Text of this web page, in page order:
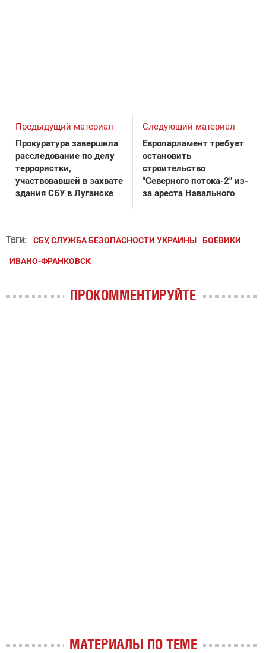
Предыдущий материал
Прокуратура завершила
расследование по делу
террористки,
участвовавшей в захвате
здания СБУ в Луганске
Следующий материал
Европарламент требует
остановить
строительство
"Северного потока-2" из-
за ареста Навального
Теги: СБУ, СЛУЖБА БЕЗОПАСНОСТИ УКРАИНЫ БОЕВИКИ
ИВАНО-ФРАНКОВСК
ПРОКОММЕНТИРУЙТЕ
МАТЕРИАЛЫ ПО ТЕМЕ